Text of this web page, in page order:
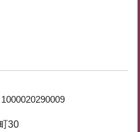
1000020290009
30